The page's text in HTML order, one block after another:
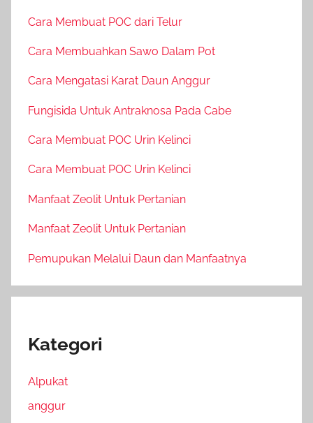
Cara Membuat POC dari Telur
Cara Membuahkan Sawo Dalam Pot
Cara Mengatasi Karat Daun Anggur
Fungisida Untuk Antraknosa Pada Cabe
Cara Membuat POC Urin Kelinci
Cara Membuat POC Urin Kelinci
Manfaat Zeolit Untuk Pertanian
Manfaat Zeolit Untuk Pertanian
Pemupukan Melalui Daun dan Manfaatnya
Kategori
Alpukat
anggur